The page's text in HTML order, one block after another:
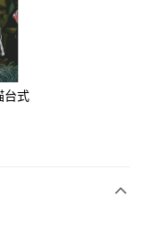
台式